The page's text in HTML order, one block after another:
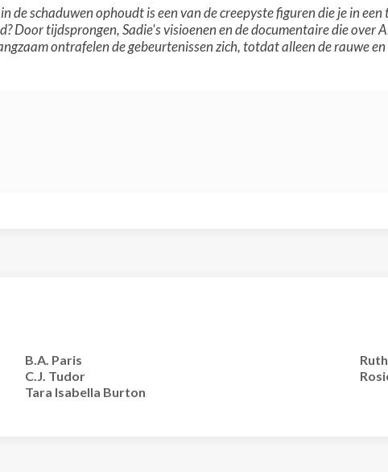
de schaduwen ophoudt is een van de creepyste figuren die je in
Door tijdsprongen, Sadie's visioenen en de documentaire die over
ontrafelen de gebeurtenissen zich, totdat alleen de rauwe
B.A. Paris
C.J. Tudor
Tara Isabella Burton